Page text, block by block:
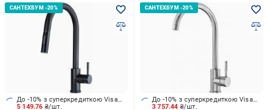
5 149.76 ₴/шт.
До -10% з суперкредиткою Visa Вигода
3 757.44 ₴/шт.
До -10% з суперкредиткою Visa Вигода